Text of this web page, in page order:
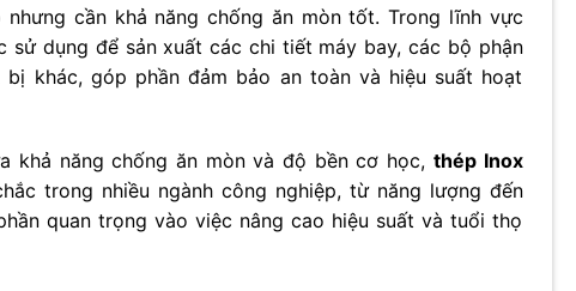
cần khả năng chống ăn mòn tốt. Trong lĩnh vực
sử dụng để sản xuất các chi tiết máy bay, các bộ phận
khác, góp phần đảm bảo an toàn và hiệu suất hoạt
khả năng chống ăn mòn và độ bền cơ học, thép Inox
trong nhiều ngành công nghiệp, từ năng lượng đến
quan trọng vào việc nâng cao hiệu suất và tuổi thọ